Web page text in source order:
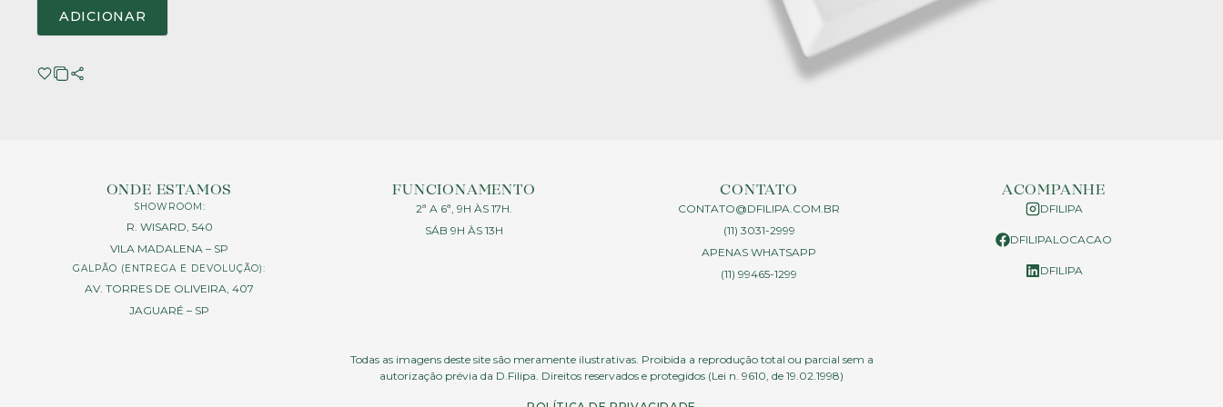
ADICIONAR
ONDE ESTAMOS
SHOWROOM:
R. WISARD, 540
VILA MADALENA – SP
GALPÃO (ENTREGA E DEVOLUÇÃO):
AV. TORRES DE OLIVEIRA, 407
JAGUARÉ – SP
FUNCIONAMENTO
2ª A 6ª, 9H ÀS 17H.
SÁB 9H ÀS 13H
CONTATO
CONTATO@DFILIPA.COM.BR
(11) 3031-2999
APENAS WHATSAPP
(11) 99465-1299
ACOMPANHE
DFILIPA
DFILIPALOCACAO
DFILIPA
Todas as imagens deste site são meramente ilustrativas. Proibida a reprodução total ou parcial sem a
autorização prévia da D.Filipa. Direitos reservados e protegidos (Lei n. 9610, de 19.02.1998)